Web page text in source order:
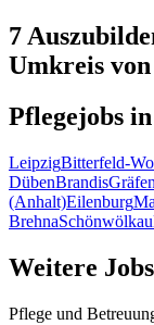
7
Umkreis
Pflegejobs in
LeipzigBitterfeld-
DübenBrandis
(Anhalt)Eilenburg
BrehnaSchönwölkau
Weitere
Pflege und